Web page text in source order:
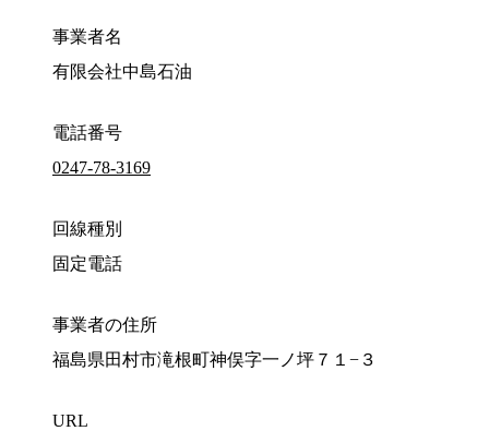
事業者名
有限会社中島石油
電話番号
0247-78-3169
回線種別
固定電話
事業者の住所
福島県田村市滝根町神俣字一ノ坪７１−３
URL